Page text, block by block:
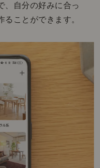
、自分の好みに合っ
ことができます。